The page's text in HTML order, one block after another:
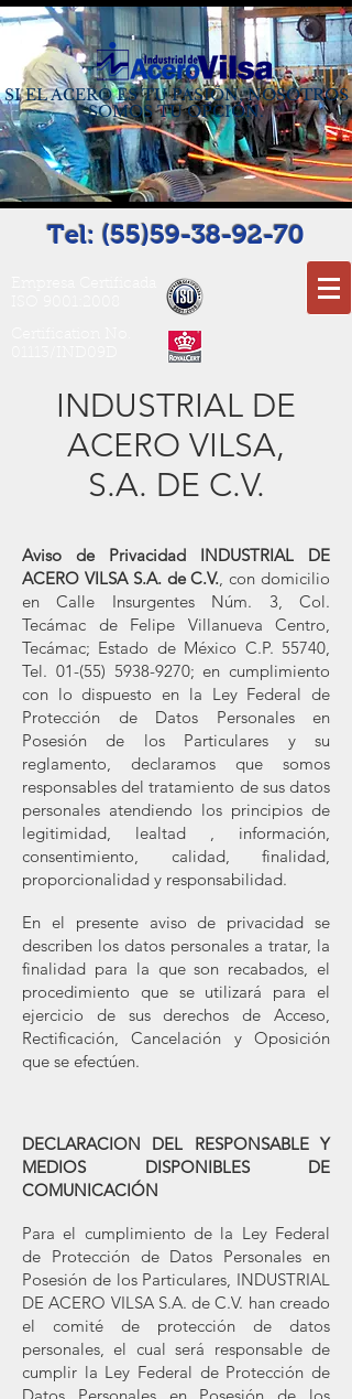
SI EL ACERO ES TU PASIÓN, NOSOTROS
SOMOS TU OPCIÓN.
Tel: (55)59-38-92-70
INDUSTRIAL DE
ACERO VILSA,
S.A. DE C.V.
Aviso de Privacidad INDUSTRIAL DE
ACERO VILSA S.A. de C.V., con domicilio
en Calle Insurgentes Núm. 3, Col.
Tecámac de Felipe Villanueva Centro,
Tecámac; Estado de México C.P. 55740,
Tel. 01-(55) 5938-9270; en cumplimiento
con lo dispuesto en la Ley Federal de
Protección de Datos Personales en
Posesión de los Particulares y su
reglamento, declaramos que somos
responsables del tratamiento de sus datos
personales atendiendo los principios de
legitimidad, lealtad , información,
consentimiento, calidad, finalidad,
proporcionalidad y responsabilidad.
En el presente aviso de privacidad se
describen los datos personales a tratar, la
finalidad para la que son recabados, el
procedimiento que se utilizará para el
ejercicio de sus derechos de Acceso,
Rectificación, Cancelación y Oposición
que se efectúen.
DECLARACION DEL RESPONSABLE Y
MEDIOS DISPONIBLES DE
COMUNICACIÓN
Para el cumplimiento de la Ley Federal
de Protección de Datos Personales en
Posesión de los Particulares, INDUSTRIAL
DE ACERO VILSA S.A. de C.V. han creado
el comité de protección de datos
personales, el cual será responsable de
cumplir la Ley Federal de Protección de